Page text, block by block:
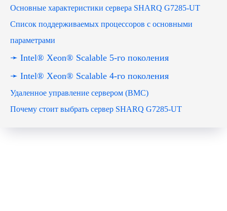
Основные характеристики сервера SHARQ G7285-UT
Список поддерживаемых процессоров с основными
параметрами
➛ Intel® Xeon® Scalable 5-го поколения
➛ Intel® Xeon® Scalable 4-го поколения
Удаленное управление сервером (BMC)
Почему стоит выбрать сервер SHARQ G7285-UT